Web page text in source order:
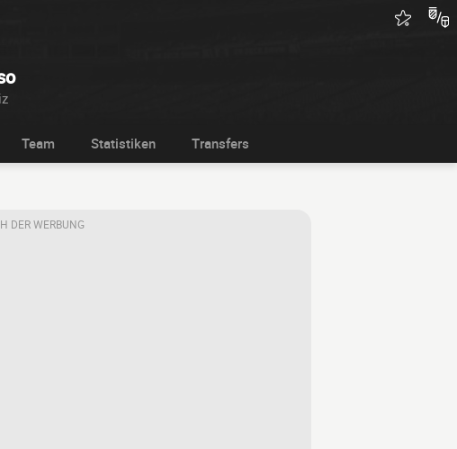
Team Statistiken Transfers
DER WERBUNG